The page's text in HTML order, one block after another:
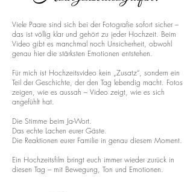
Viele Paare sind sich bei der Fotografie sofort sicher –
das ist völlig klar und gehört zu jeder Hochzeit. Beim
Video gibt es manchmal noch Unsicherheit, obwohl
genau hier die stärksten Emotionen entstehen.
Für mich ist Hochzeitsvideo kein „Zusatz“, sondern ein
Teil der Geschichte, der den Tag lebendig macht. Fotos
zeigen, wie es aussah – Video zeigt, wie es sich
angefühlt hat.
Die Stimme beim Ja-Wort.
Das echte Lachen eurer Gäste.
Die Reaktionen eurer Familie in genau diesem Moment.
Ein Hochzeitsfilm bringt euch immer wieder zurück in
diesen Tag – mit Bewegung, Ton und Emotionen.